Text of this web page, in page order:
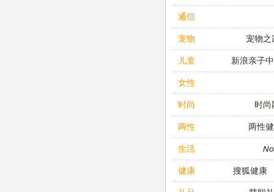
通信
宠物 宠物之
儿童 新浪亲子
女性
时尚 时尚
两性 两性
生活
健康 搜狐健康